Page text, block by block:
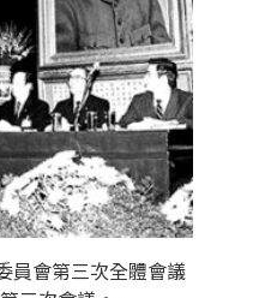
員會第三次全體會議